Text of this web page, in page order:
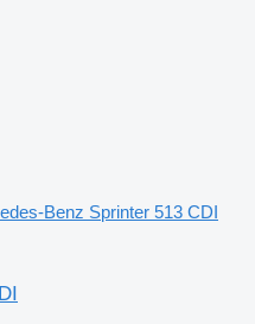
Benz Sprinter 513 CDI